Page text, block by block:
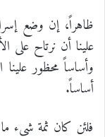
ظاهراً، إن وضع
علينا أن نرتاح على
وأساساً محظور
أساساً.